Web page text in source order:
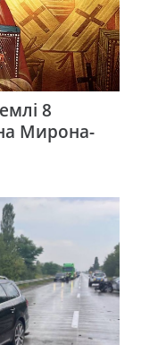
8
Мирона-